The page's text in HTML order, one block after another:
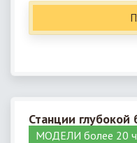
Станции глубокой
МОДЕЛИ более 20